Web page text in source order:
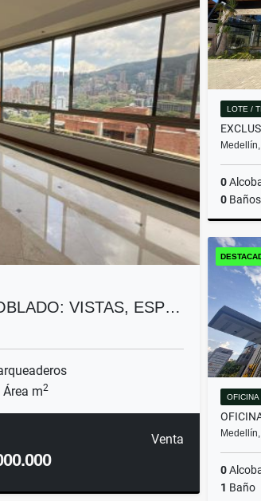
VISTAS, ESP…
Área m2
Venta
LOTE /
0
0 Baños
OFICINA
0
1 Baño